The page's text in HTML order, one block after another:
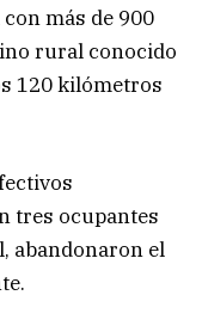
más de 900
rural conocido
120 kilómetros
tres ocupantes
abandonaron el